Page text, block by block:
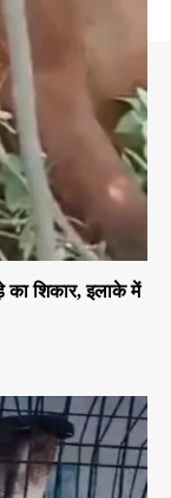
का शिकार, इलाके में